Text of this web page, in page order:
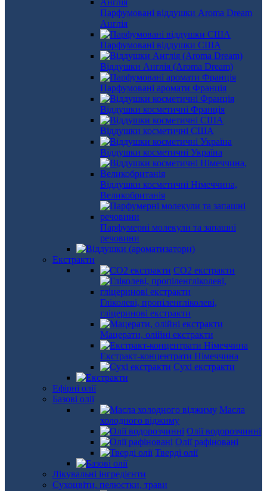
Парфумовані віддушки Aroma Dream
Англія
Парфумовані віддушки США
Віддушки Англія (Aroma Dream)
Парфумовані аромати Франція
Віддушки косметичні Франція
Віддушки косметичні США
Віддушки косметичні Україна
Віддушки косметичні Німеччина,
Великобританія
Парфумерні молекули та запашні
речовини
Екстракти
СО2 екстракти
Гліколеві, пропіленгліколеві,
гліцеринові екстракти
Мацерати, олійні екстракти
Екстракт-концентрати Німеччина
Сухі екстракти
Ефірні олії
Базові олії
Масла
холодного віджиму
Олії водорозчинні
Олії рафіновані
Тверді олії
Лікувальні інгредієнти
Сухоцвіти, пелюстки, трави